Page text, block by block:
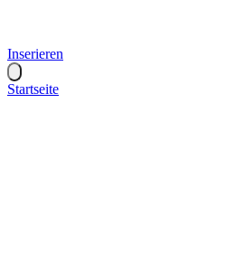
Inserieren
Startseite